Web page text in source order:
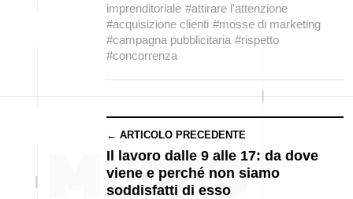
imprenditoriale #attirare l'attenzione
#acquisizione clienti #mosse di marketing
#campagna pubblicitaria #rispetto
#concorrenza
← ARTICOLO PRECEDENTE
Il lavoro dalle 9 alle 17: da dove
viene e perché non siamo
soddisfatti di esso